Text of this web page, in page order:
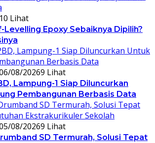
10 Lihat
Levelling Epoxy Sebaiknya Dipilih?
08/20269 Lihat
Lampung-1 Siap Diluncurkan
Pembangunan Berbasis Data
08/20269 Lihat
SD Termurah, Solusi Tepat